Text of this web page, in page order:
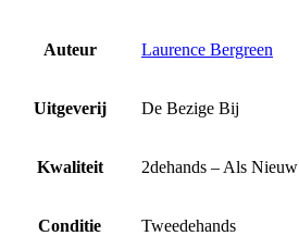
Auteur Laurence Bergreen
Uitgeverij De Bezige Bij
Kwaliteit 2dehands – Als Nieuw
Conditie Tweedehands